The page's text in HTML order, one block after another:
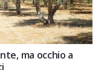
ma occhio a